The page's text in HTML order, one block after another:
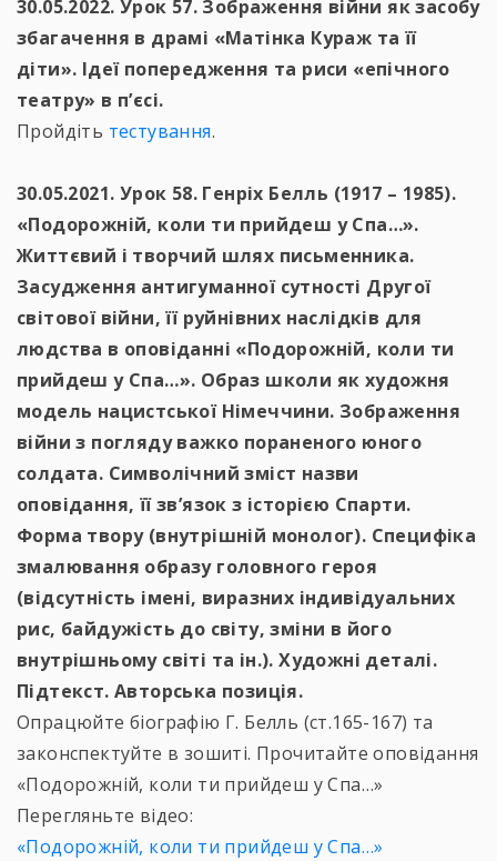
30.05.2022. Урок 57. Зображення війни як засобу
збагачення в драмі «Матінка Кураж та її
діти». Ідеї попередження та риси «епічного
театру» в п’єсі.
Пройдіть тестування.
30.05.2021. Урок 58. Генріх Белль (1917 – 1985).
«Подорожній, коли ти прийдеш у Спа…».
Життєвий і творчий шлях письменника.
Засудження антигуманної сутності Другої
світової війни, її руйнівних наслідків для
людства в оповіданні «Подорожній, коли ти
прийдеш у Спа…». Образ школи як художня
модель нацистської Німеччини. Зображення
війни з погляду важко пораненого юного
солдата. Символічний зміст назви
оповідання, її зв’язок з історією Спарти.
Форма твору (внутрішній монолог). Специфіка
змалювання образу головного героя
(відсутність імені, виразних індивідуальних
рис, байдужість до світу, зміни в його
внутрішньому світі та ін.). Художні деталі.
Підтекст. Авторська позиція.
Опрацюйте біографію Г. Белль (ст.165-167) та
законспектуйте в зошиті. Прочитайте оповідання
«Подорожній, коли ти прийдеш у Спа…»
Перегляньте відео:
«Подорожній, коли ти прийдеш у Спа…»